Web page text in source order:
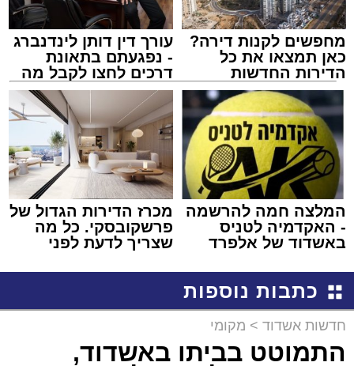
מחפשים לקנות דירה?
כאן תמצאו את כל
הדירות החדשות
למכירה באשדוד >>>
עורך דין דותן לינדנברג
- נפגעתם בתאונת
דרכים לחצו לקבל מה
שמגיע לכם
המלצה חמה להרשמה
- האקדמיה לטניס
באשדוד של אלפרד
מכרז הדירות הגדול של
פרשקובסקי. כל מה
שצריך לדעת לפני
באשדוד
כתבות נוספות
חדשות אשדוד > מקומי
התמוטט בביתו באשדוד,